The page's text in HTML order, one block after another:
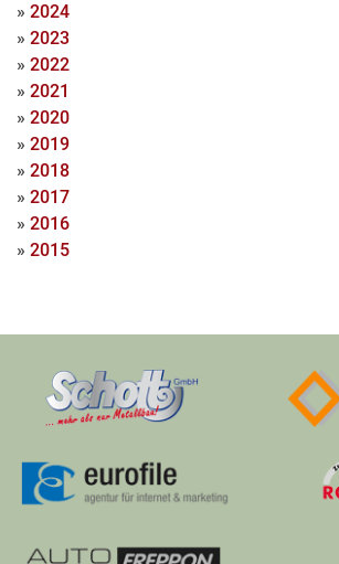
» 2024
» 2023
» 2022
» 2021
» 2020
» 2019
» 2018
» 2017
» 2016
» 2015